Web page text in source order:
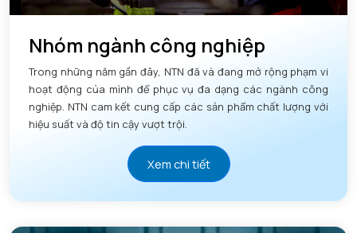
Nhóm ngành công nghiệp
Trong những năm gần đây, NTN đã và đang mở rộng phạm vi
hoạt động của mình để phục vụ đa dạng các ngành công
nghiệp. NTN cam kết cung cấp các sản phẩm chất lượng với
hiệu suất và độ tin cậy vượt trội.
Xem chi tiết